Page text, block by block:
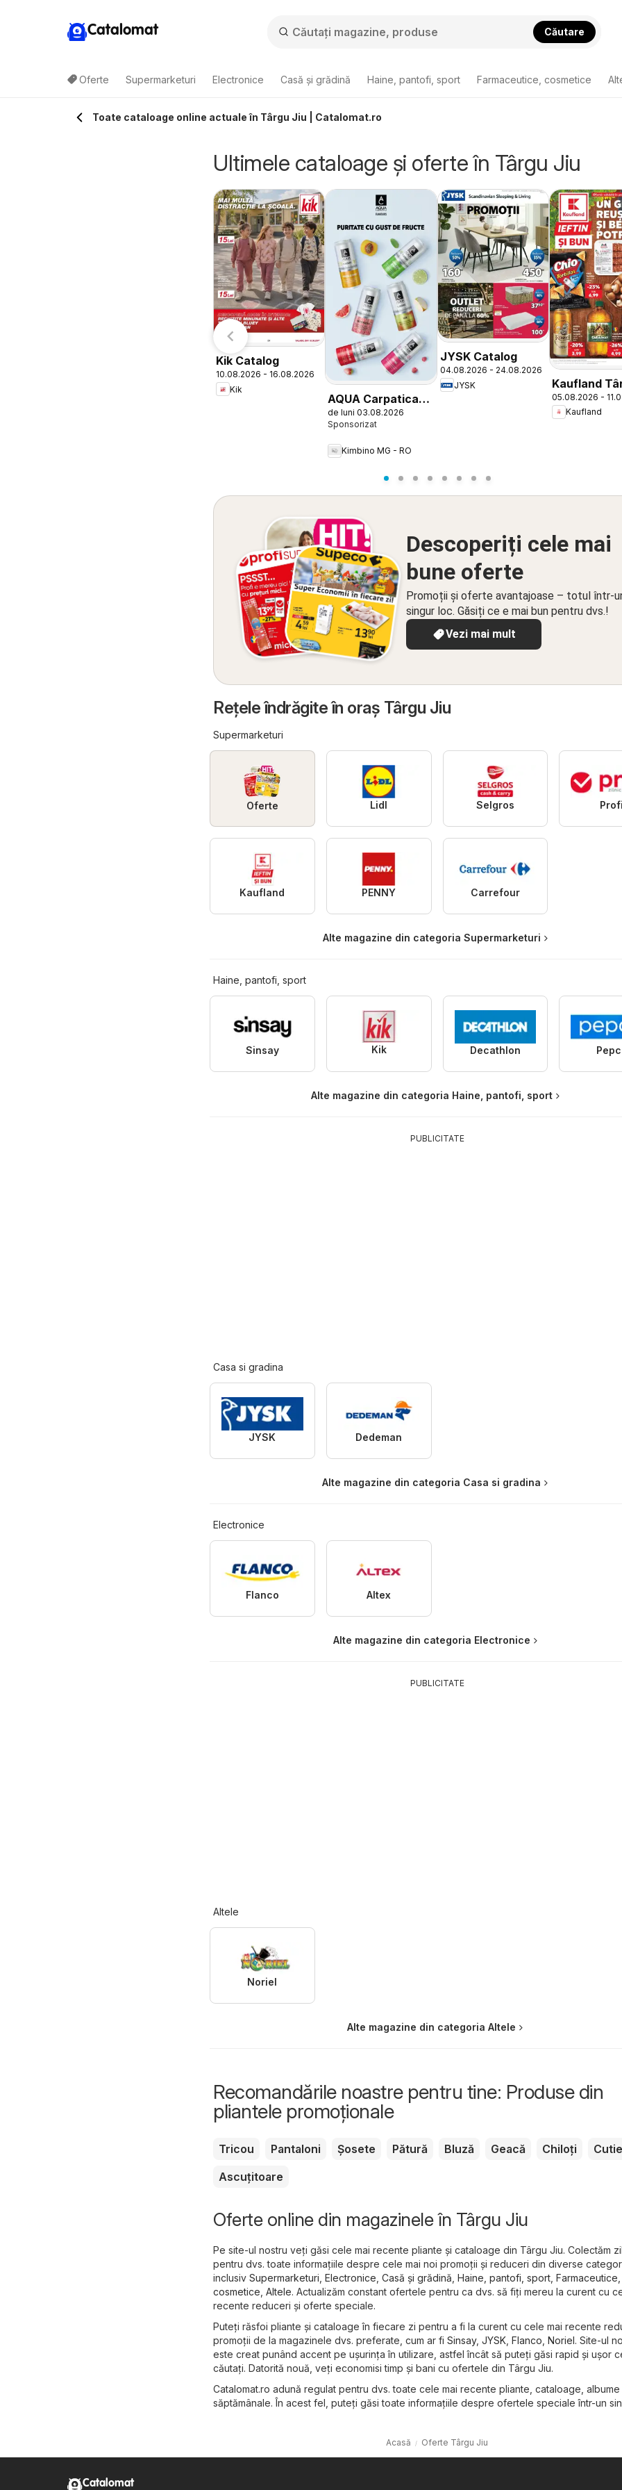
Catalomat Căutare
Oferte Supermarketuri Electronice Casă și grădină Haine, pantofi, sport Farmaceutice, cosmetice
Toate cataloage online actuale în Târgu Jiu | Catalomat.ro
Ultimele cataloage și oferte în Târgu Jiu
Kik Catalog
10.08.2026 - 16.08.2026
Kik
AQUA Carpatica
Flavours
de luni 03.08.2026
Kimbino MG - RO
JYSK Catalog
04.08.2026 - 24.08.2026
JYSK
Kaufland
05.08.2026 -
Kaufland
Descoperiți cele mai
bune oferte
Promoții și oferte avantajoase – totul într-
singur loc. Găsiți ce e mai bun pentru dvs.!
Vezi mai mult
Reţele îndrăgite în oraş Târgu Jiu
Supermarketuri
Oferte Lidl Selgros
Kaufland PENNY Carrefour
Alte magazine din categoria Supermarketuri
Haine, pantofi, sport
Sinsay Kik Decathlon
Alte magazine din categoria Haine, pantofi, sport
PUBLICITATE
Casa si gradina
JYSK Dedeman
Alte magazine din categoria Casa si gradina
Electronice
Flanco Altex
Alte magazine din categoria Electronice
PUBLICITATE
Altele
Noriel
Alte magazine din categoria Altele
Recomandările noastre pentru tine: Produse din
pliantele promoționale
Tricou Pantaloni Șosete Pătură Bluză Geacă Chiloți
Cutie
Ascuțitoare
Oferte online din magazinele în Târgu Jiu
Pe site-ul nostru veți găsi cele mai recente pliante și cataloage din Târgu Jiu. Colectăm
pentru dvs. toate informațiile despre cele mai noi promoții și reduceri din diverse
inclusiv Supermarketuri Electronice Casă și grădină Haine, pantofi, sport Farmaceutice,
cosmetice Altele. Actualizăm constant ofertele pentru ca dvs. să fiți mereu la curent cu
recente reduceri și oferte speciale.
Puteți răsfoi pliante și cataloage în fiecare zi pentru a fi la curent cu cele mai recente
promoții de la magazinele dvs. preferate, cum ar fi Sinsay, JYSK Flanco Noriel. Site-ul
este creat punând accent pe ușurința în utilizare, astfel încât să puteți găsi rapid și ușor
căutați. Datorită nouă, veți economisi timp și bani cu ofertele din Târgu Jiu.
Catalomat.ro adună regulat pentru dvs. toate cele mai recente pliante, cataloage,
săptămânale. În acest fel, puteți găsi toate informațiile despre ofertele speciale într-un
Acasă Oferte Târgu Jiu
Catalomat